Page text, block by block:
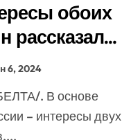
обоих
рассказал
и Россия
вопросы
6, 2024
– интересы двух